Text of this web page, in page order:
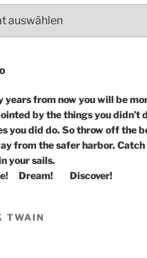
years from now you will be
by the things you didn’t
you did do. So throw off the
from the safer harbor.
your sails.
Dream! Discover!
TWAIN